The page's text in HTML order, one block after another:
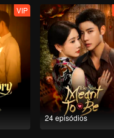
VIP
24 episódios